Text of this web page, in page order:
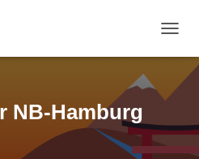
NB-Hamburg